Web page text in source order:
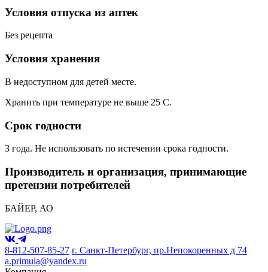
Условия отпуска из аптек
Без рецепта
Условия хранения
В недоступном для детей месте.
Хранить при температуре не выше 25 С.
Срок годности
3 года. Не использовать по истечении срока годности.
Производитель и организация, принимающие
претензии потребителей
БАЙЕР, АО
8-812-507-85-27 г. Санкт-Петербург, пр.Непокоренных д 74
a.primula@yandex.ru